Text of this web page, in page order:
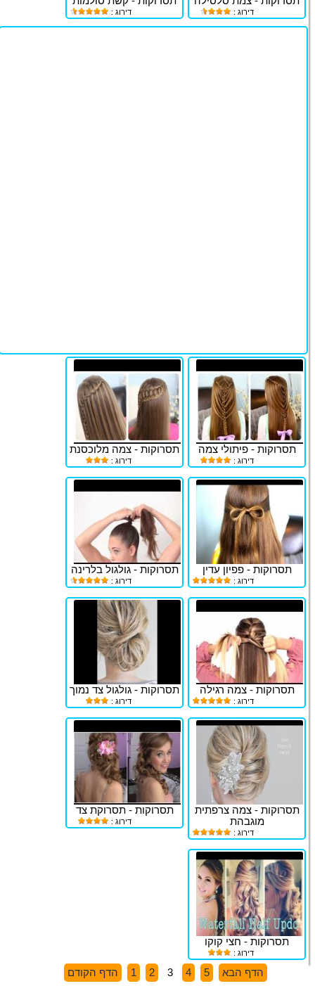
דירוג : דירוג :
תסרוקות - פיתולי צמה
דירוג :
תסרוקות - צמה מלוכסנת
דירוג :
תסרוקות - פפיון עדין
דירוג :
תסרוקות - גולגול בלרינה
דירוג :
תסרוקות - צמה רגילה
דירוג :
תסרוקות - גולגול צד נמוך
דירוג :
תסרוקות - צמה צרפתית
מוגבהת
דירוג :
תסרוקות - תסרוקת צד
דירוג :
תסרוקות - חצי קוקו
דירוג :
הדף הבא 1 2 3 4 5 הדף הקודם